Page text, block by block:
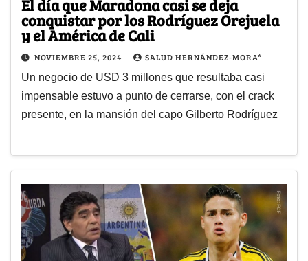
El día que Maradona casi se deja
conquistar por los Rodríguez Orejuela
y el América de Cali
NOVIEMBRE 25, 2024 SALUD HERNÁNDEZ-MORA*
Un negocio de USD 3 millones que resultaba casi
impensable estuvo a punto de cerrarse, con el crack
presente, en la mansión del capo Gilberto Rodríguez